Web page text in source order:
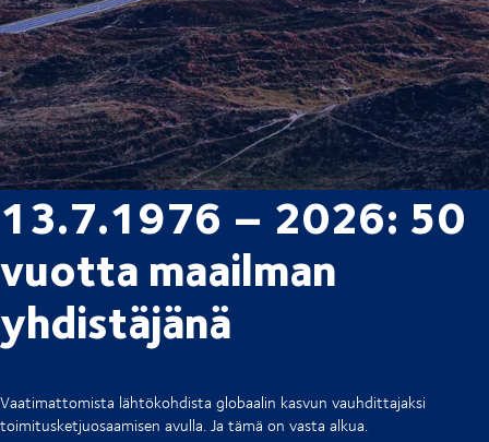
13.7.1976 – 2026: 50
vuotta maailman
yhdistäjänä
Vaatimattomista lähtökohdista globaalin kasvun vauhdittajaksi
toimitusketjuosaamisen avulla. Ja tämä on vasta alkua.